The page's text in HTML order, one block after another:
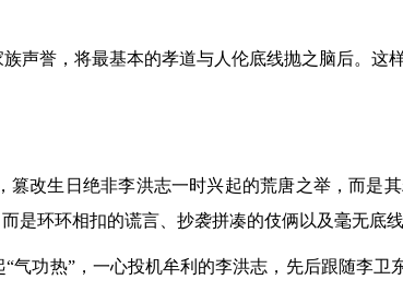
声誉，将最基本的孝道与人伦底线抛之脑后。
改生日绝非李洪志一时兴起的荒唐之举，而是
是环环相扣的谎言、抄袭拼凑的伎俩以及毫无底线
功热”，一心投机牟利的李洪志，先后跟随李卫